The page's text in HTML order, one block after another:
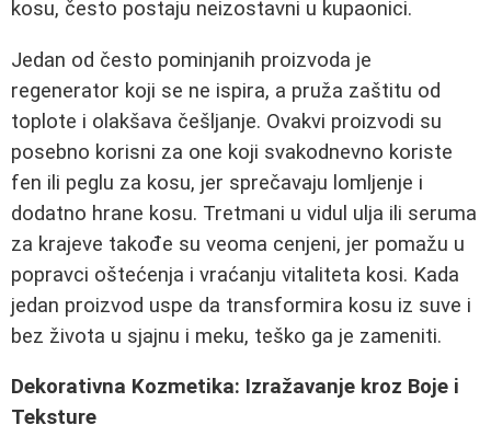
kosu, često postaju neizostavni u kupaonici.
Jedan od često pominjanih proizvoda je
regenerator koji se ne ispira, a pruža zaštitu od
toplote i olakšava češljanje. Ovakvi proizvodi su
posebno korisni za one koji svakodnevno koriste
fen ili peglu za kosu, jer sprečavaju lomljenje i
dodatno hrane kosu. Tretmani u vidul ulja ili seruma
za krajeve takođe su veoma cenjeni, jer pomažu u
popravci oštećenja i vraćanju vitaliteta kosi. Kada
jedan proizvod uspe da transformira kosu iz suve i
bez života u sjajnu i meku, teško ga je zameniti.
Dekorativna Kozmetika: Izražavanje kroz Boje i
Teksture